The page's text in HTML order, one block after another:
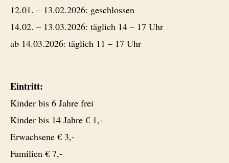
12.01. – 13.02.2026: geschlossen
14.02. – 13.03.2026: täglich 14 – 17 Uhr
ab 14.03.2026: täglich 11 – 17 Uhr
Eintritt:
Kinder bis 6 Jahre frei
Kinder bis 14 Jahre € 1,-
Erwachsene € 3,-
Familien € 7,-